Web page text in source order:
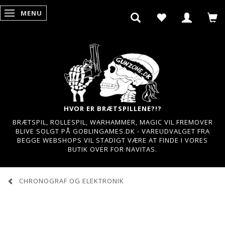
SKIFTE NAVIGATION
MENU
HVOR ER BRÆTSPILLENE?!?
BRÆTSPIL, ROLLESPIL, WARHAMMER, MAGIC VIL FREMOVER
BLIVE SOLGT PÅ GOBLINGAMES.DK - VAREUDVALGET FRA
BEGGE WEBSHOPS VIL STADIGT VÆRE AT FINDE I VORES
BUTIK OVER FOR NAVITAS.
CHRONOGRAF OG ELEKTRONIK